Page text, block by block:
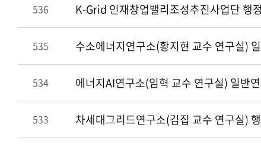
536 K-Grid 인재창업밸리조성추진사업단 행
535 수소에너지연구소(황지현 교수 연구실)
534 에너지AI연구소(임혁 교수 연구실) 일반
533 차세대그리드연구소(김집 교수 연구실)